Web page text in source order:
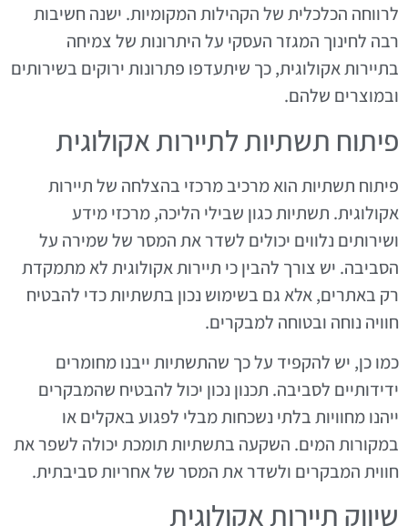
לרווחה הכלכלית של הקהילות המקומיות. ישנה חשיבות
רבה לחינוך המגזר העסקי על היתרונות של צמיחה
בתיירות אקולוגית, כך שיתעדפו פתרונות ירוקים בשירותים
ובמוצרים שלהם.
פיתוח תשתיות לתיירות אקולוגית
פיתוח תשתיות הוא מרכיב מרכזי בהצלחה של תיירות
אקולוגית. תשתיות כגון שבילי הליכה, מרכזי מידע
ושירותים נלווים יכולים לשדר את המסר של שמירה על
הסביבה. יש צורך להבין כי תיירות אקולוגית לא מתמקדת
רק באתרים, אלא גם בשימוש נכון בתשתיות כדי להבטיח
חוויה נוחה ובטוחה למבקרים.
כמו כן, יש להקפיד על כך שהתשתיות ייבנו מחומרים
ידידותיים לסביבה. תכנון נכון יכול להבטיח שהמבקרים
ייהנו מחוויות בלתי נשכחות מבלי לפגוע באקלים או
במקורות המים. השקעה בתשתיות תומכת יכולה לשפר את
חווית המבקרים ולשדר את המסר של אחריות סביבתית.
שיווק תיירות אקולוגית